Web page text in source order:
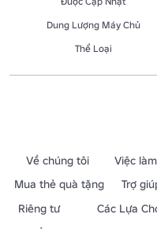
Dung Lượng Máy Chủ
Thể Loại
Về chúng tôi Việc làm
Mua thẻ quà tặng
Trợ
Riêng tư
Các Lựa